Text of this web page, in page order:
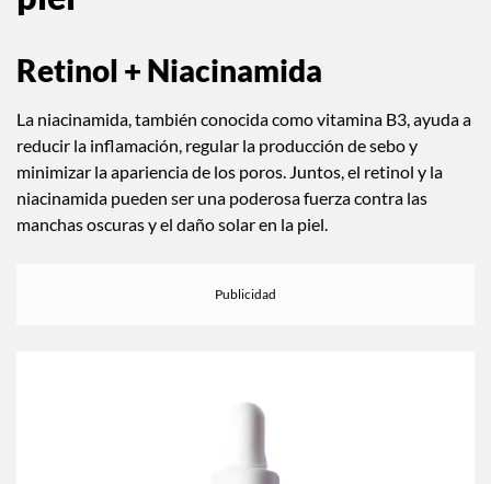
Retinol + Niacinamida
La niacinamida, también conocida como vitamina B3, ayuda a
reducir la inflamación, regular la producción de sebo y
minimizar la apariencia de los poros. Juntos, el retinol y la
niacinamida pueden ser una poderosa fuerza contra las
manchas oscuras y el daño solar en la piel.